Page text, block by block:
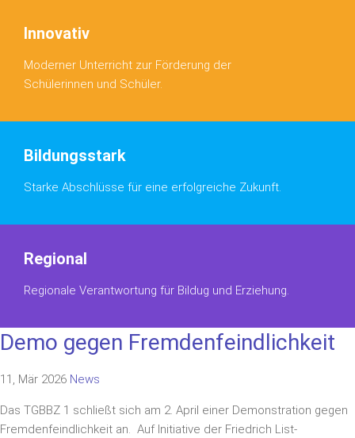
Innovativ
Moderner Unterricht zur Förderung der
Schülerinnen und Schüler.
Bildungsstark
Starke Abschlüsse für eine erfolgreiche Zukunft.
Regional
Regionale Verantwortung für Bildug und Erziehung.
Demo gegen Fremdenfeindlichkeit
11, Mär 2026 News
Das TGBBZ 1 schließt sich am 2. April einer Demonstration gegen
Fremdenfeindlichkeit an. Auf Initiative der Friedrich List-